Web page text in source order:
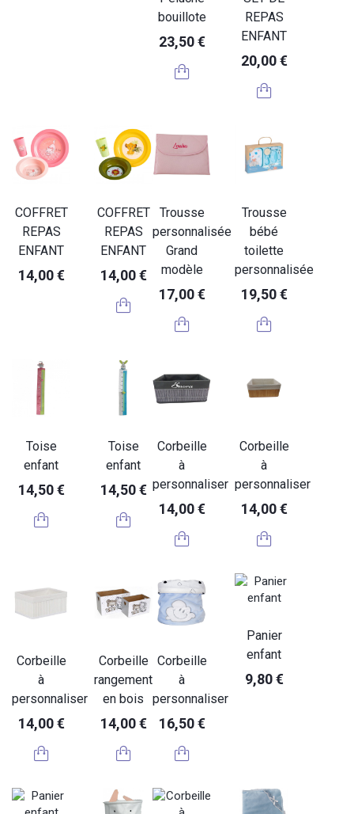
bouillote
23,50 €
REPAS
ENFANT
20,00 €
COFFRET
REPAS
ENFANT
14,00 €
COFFRET
REPAS
ENFANT
14,00 €
Trousse
personnalisée
Grand
modèle
17,00 €
Trousse
bébé
toilette
personnalisée
19,50 €
Toise
enfant
14,50 €
Toise
enfant
14,50 €
Corbeille
à
personnaliser
14,00 €
Corbeille
à
personnaliser
14,00 €
Corbeille
à
personnaliser
14,00 €
Corbeille
rangement
en bois
14,00 €
Corbeille
à
personnaliser
16,50 €
Panier
enfant
9,80 €